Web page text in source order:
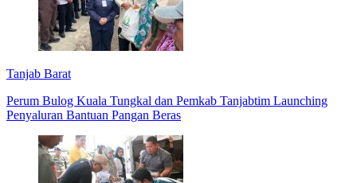
Tanjab Barat
Perum Bulog Kuala Tungkal dan Pemkab Tanjabtim Launching
Penyaluran Bantuan Pangan Beras